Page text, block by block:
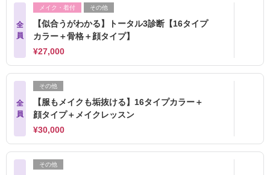
全
員
メイク・着付 その他
【似合うがわかる】トータル3診断【16タイプ
カラー＋骨格＋顔タイプ】
¥27,000
全
員
その他
【服もメイクも垢抜ける】16タイプカラー＋
顔タイプ＋メイクレッスン
¥30,000
その他